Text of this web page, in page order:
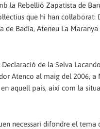
la Rebel·lió Zapatista de
que hi han col·laborat:
de Badia, Ateneu La
de la Selva
Atenco al maig del 2006,
aquell pais, així com la
necessari difondre el